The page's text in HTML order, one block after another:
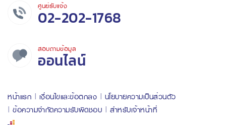
ศูนย์รับแจ้ง
02-202-1768
สอบถามข้อมูล
ออนไลน์
หน้าแรก เงื่อนไขและข้อตกลง
นโยบายความเป็นส่วนตัว
ข้อความจำกัดความรับผิดชอบ
สำหรับเจ้าหน้าที่